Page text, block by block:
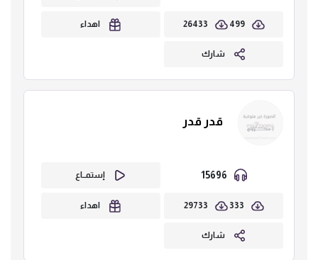
499
26433 اهداء
شارك
قدر قدر
إستمــاع
333
29733 اهداء
شارك